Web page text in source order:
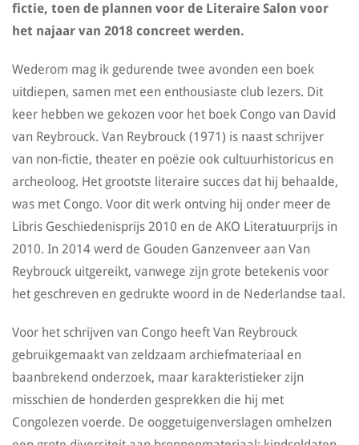
fictie, toen de plannen voor de Literaire Salon voor
het najaar van 2018 concreet werden.
Wederom mag ik gedurende twee avonden een boek
uitdiepen, samen met een enthousiaste club lezers. Dit
keer hebben we gekozen voor het boek Congo van David
van Reybrouck. Van Reybrouck (1971) is naast schrijver
van non-fictie, theater en poëzie ook cultuurhistoricus en
archeoloog. Het grootste literaire succes dat hij behaalde,
was met Congo. Voor dit werk ontving hij onder meer de
Libris Geschiedenisprijs 2010 en de AKO Literatuurprijs in
2010. In 2014 werd de Gouden Ganzenveer aan Van
Reybrouck uitgereikt, vanwege zijn grote betekenis voor
het geschreven en gedrukte woord in de Nederlandse taal.
Voor het schrijven van Congo heeft Van Reybrouck
gebruikgemaakt van zeldzaam archiefmateriaal en
baanbrekend onderzoek, maar karakteristieker zijn
misschien de honderden gesprekken die hij met
Congolezen voerde. De ooggetuigenverslagen omhelzen